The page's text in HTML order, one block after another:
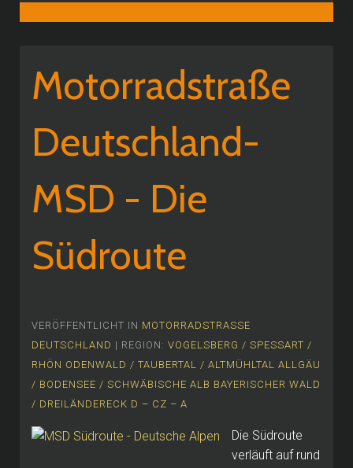
Motorradstraße
Deutschland-
MSD - Die
Südroute
VERÖFFENTLICHT IN MOTORRADSTRASSE
DEUTSCHLAND | REGION: VOGELSBERG / SPESSART /
RHÖN ODENWALD / TAUBERTAL / ALTMÜHLTAL ALLGÄU
/ BODENSEE / SCHWÄBISCHE ALB BAYERISCHER WALD
/ DREILÄNDERECK D – CZ – A
Die Südroute
verläuft auf rund